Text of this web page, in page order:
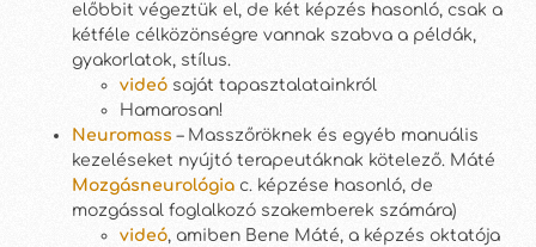
előbbit végeztük el, de két képzés hasonló, csak a
kétféle célközönségre vannak szabva a példák,
gyakorlatok, stílus.
videó saját tapasztalatainkról
Hamarosan!
Neuromass– Masszőröknek és egyéb manuális
kezeléseket nyújtó terapeutáknak kötelező. Máté
Mozgásneurológia c. képzése hasonló, de
mozgással foglalkozó szakemberek számára)
videó, amiben Bene Máté, a képzés oktatója